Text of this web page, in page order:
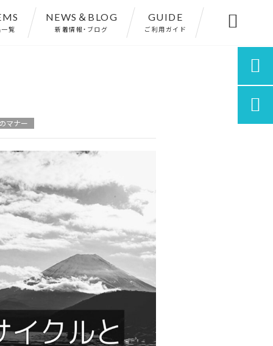
覧
NEWS＆BLOG
新着情報・ブログ
GUIDE
ご利用ガイド 
マナー

